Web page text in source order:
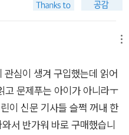
심이 생겨 구입했는데 읽어
고 문제푸는 아이가 아니라ㅜ
이 신문 기사들 슬쩍 꺼내 한
서 반가워 바로 구매했습니